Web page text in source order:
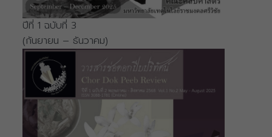
ปีที่ 1 ฉบับที่ 3
(กันยายน – ธันวาคม)